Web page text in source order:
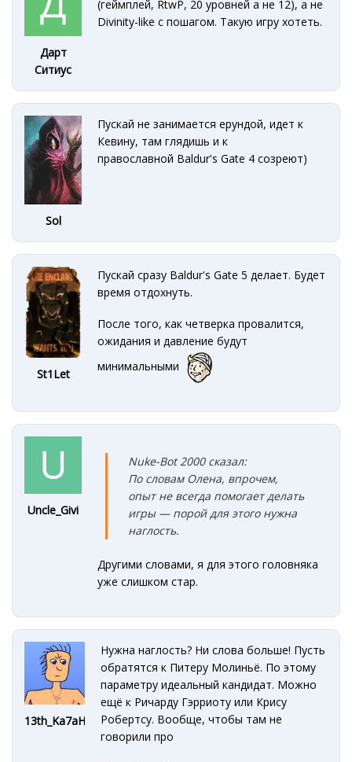
Дарт
Ситиус
(геймплей, RtwP, 20 уровней а не 12), а не
Divinity-like с пошагом. Такую игру хотеть.
Sol
Пускай не занимается ерундой, идет к
Кевину, там глядишь и к
православной Baldur's Gate 4 созреют)
St1Let
Пускай сразу Baldur's Gate 5 делает. Будет
время отдохнуть.
После того, как четверка провалится,
ожидания и давление будут
минимальными
Uncle_Givi
Nuke-Bot 2000 сказал:
По словам Олена, впрочем,
опыт не всегда помогает делать
игры — порой для этого нужна
наглость.
Другими словами, я для этого головняка
уже слишком стар.
13th_Ka7aHe4
Нужна наглость? Ни слова больше! Пусть
обратятся к Питеру Молиньё. По этому
параметру идеальный кандидат. Можно
ещё к Ричарду Гэрриоту или Крису
Робертсу. Вообще, чтобы там не
говорили про